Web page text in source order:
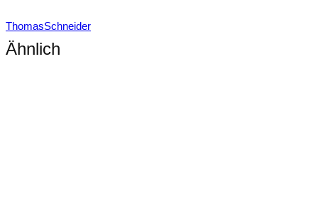
ThomasSchneider
Ähnlich